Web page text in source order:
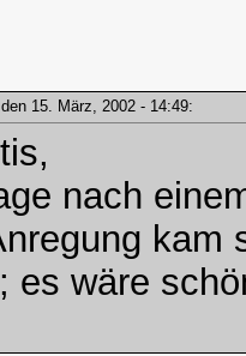
15. März, 2002 - 14:49:
nach
kam
es wäre